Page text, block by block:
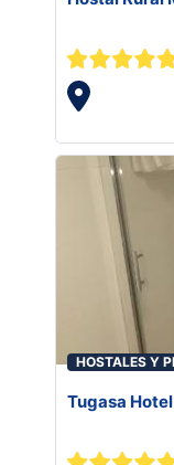
HOSTALES Y
Tugasa